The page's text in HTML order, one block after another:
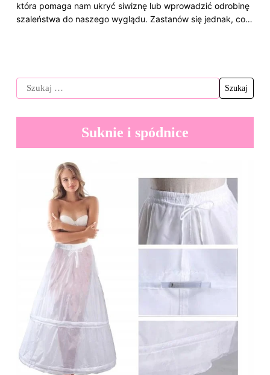
która pomaga nam ukryć siwiznę lub wprowadzić odrobinę
szaleństwa do naszego wyglądu. Zastanów się jednak, co…
Suknie i spódnice